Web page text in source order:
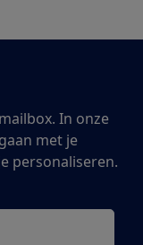
In onze
met je
personaliseren.